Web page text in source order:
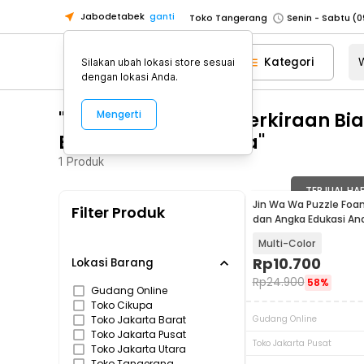
Jabodetabek ganti Toko Tangerang
Pick n Go Jakarta Barat
Senin -
Pick n Go Bekasi
Senin - Jumat
Pick n Go Depok
Senin - Jumat
Toko Jakarta Pusat
Toko Tangerang
Pick n Go Jakarta Barat
Senin -
Pick n Go Bekasi
Senin - Jumat
Senin - Jumat
Kategori
"WA 0812 2782 5310 Perkiraan
Banjarsari Surakarta"
1 Produk
Filter Produk
Lokasi Barang
Gudang Online
Toko Cikupa
Toko Jakarta Barat
Toko Jakarta Pusat
Toko Jakarta Utara
TERJUAL
Jin Wa Wa Puzzle
dan Angka Edukasi
Multi-Color
Rp10.700
Rp24.900 58%
Gudang Online
Toko Jakarta Pusat
Silakan ubah lokasi store sesuai
dengan lokasi Anda.
Mengerti